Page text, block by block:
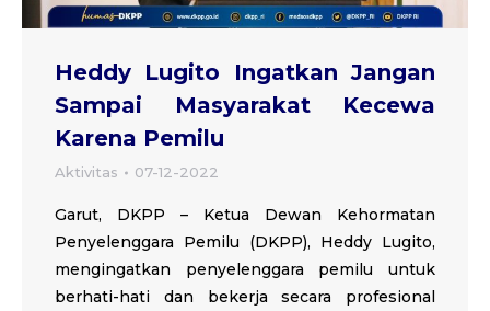
Heddy Lugito Ingatkan Jangan
Sampai Masyarakat Kecewa
Karena Pemilu
Aktivitas 07-12-2022
Garut, DKPP – Ketua Dewan Kehormatan
Penyelenggara Pemilu (DKPP), Heddy Lugito,
mengingatkan penyelenggara pemilu untuk
berhati-hati dan bekerja secara profesional